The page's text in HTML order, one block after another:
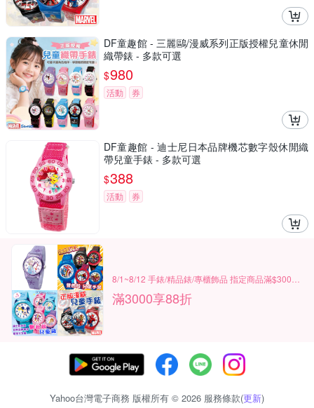
DF童趣館 - 三麗鷗/漫威系列正版授權兒童休閒
織帶錶 - 多款可選
$980
活動 券
DF童趣館 - 迪士尼日本品牌機芯數字殼休閒織
帶兒童手錶 - 多款可選
$388
活動 券
滿3000享88折
Yahoo台灣電子商務 版權所有 © 2026 服務條款(更新)